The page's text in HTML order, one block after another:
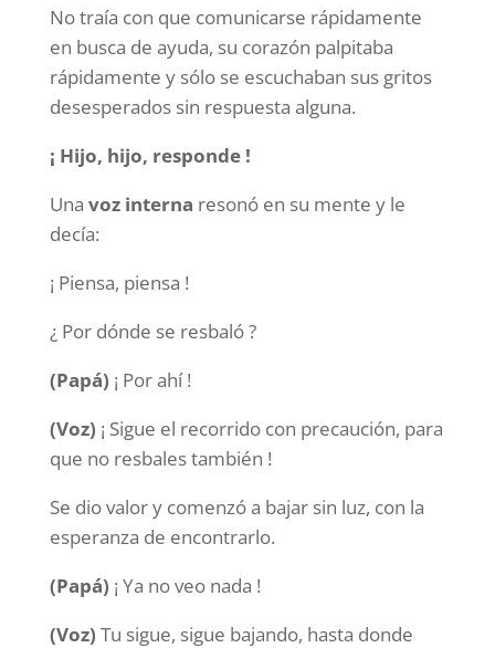
No traía con que comunicarse rápidamente
en busca de ayuda, su corazón palpitaba
rápidamente y sólo se escuchaban sus gritos
desesperados sin respuesta alguna.
¡ Hijo, hijo, responde !
Una voz interna resonó en su mente y le
decía:
¡ Piensa, piensa !
¿ Por dónde se resbaló ?
(Papá) ¡ Por ahí !
(Voz) ¡ Sigue el recorrido con precaución, para
que no resbales también !
Se dio valor y comenzó a bajar sin luz, con la
esperanza de encontrarlo.
(Papá) ¡ Ya no veo nada !
(Voz) Tu sigue, sigue bajando, hasta donde